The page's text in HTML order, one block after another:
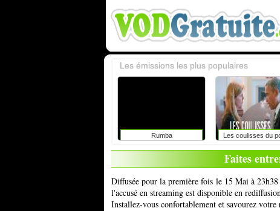
Rumba Les coulisses du
Les émissions les plus populaires
Faites
Diffusée pour la première fois le 15 Mai à
l'accusé en streaming est disponible en
Installez-vous confortablement et savourez votre